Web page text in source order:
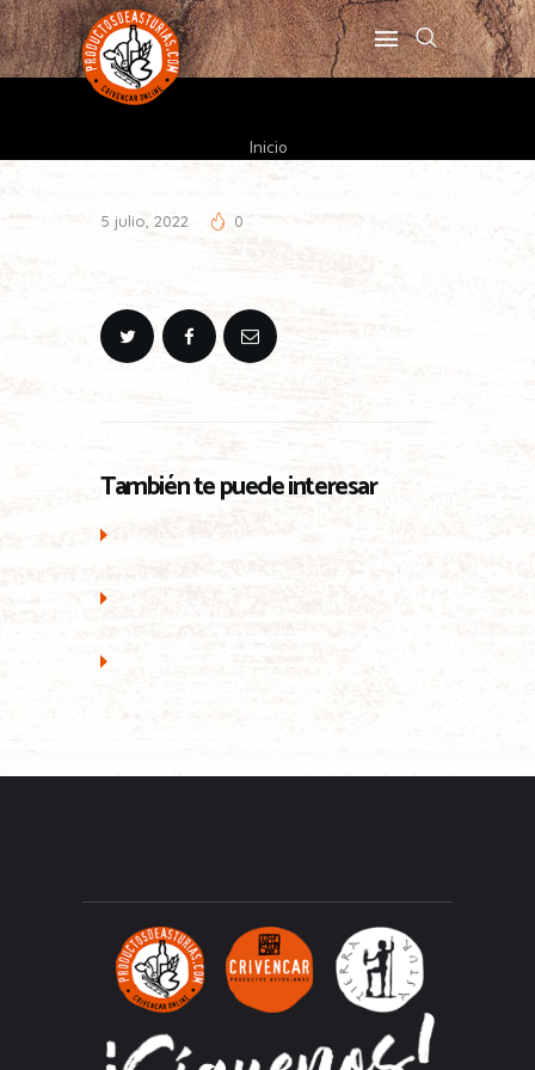
Inicio
5 julio, 2022 0
También te puede interesar